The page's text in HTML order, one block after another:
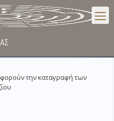
την καταγραφή των